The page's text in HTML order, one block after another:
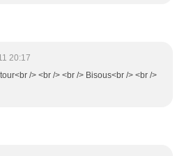
20:17
/> <br /> <br /> Bisous<br /> <br />